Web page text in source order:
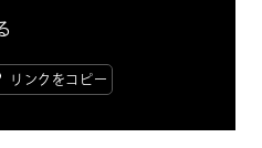
リンクをコピー